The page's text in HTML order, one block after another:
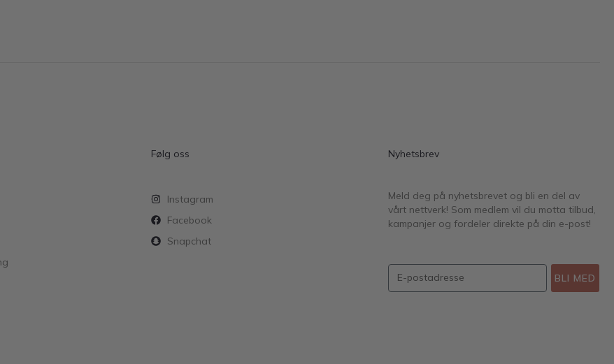
Følg oss
Instagram
Facebook
Snapchat
Nyhetsbrev
Meld deg på nyhetsbrevet og bli en del av
vårt nettverk! Som medlem vil du motta tilbud,
kampanjer og fordeler direkte på din e-post!
BLI MED